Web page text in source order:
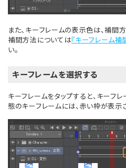
また、キーフレームの表示色は、補間
補間方法については『キーフレーム補
い。
キーフレームを選択する
キーフレームをタップすると、キーフ
態のキーフレームには、赤い枠が表示